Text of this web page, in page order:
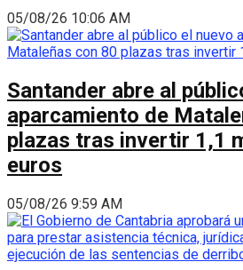
05/08/26 10:06 AM
Santander abre al
aparcamiento de
plazas tras invertir 1,1
euros
05/08/26 9:59 AM